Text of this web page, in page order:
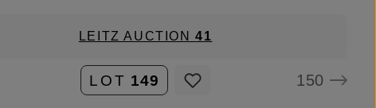
LEITZ AUCTION41
LOT 149 150